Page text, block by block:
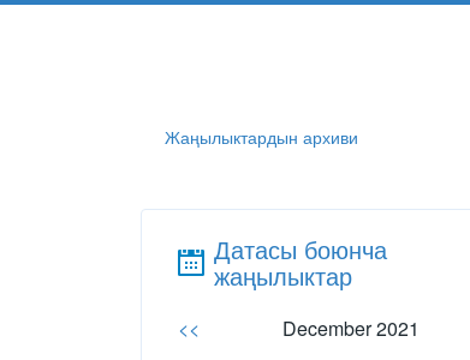
Жаңылыктардын архиви
Датасы боюнча
жаңылыктар
<< December 2021